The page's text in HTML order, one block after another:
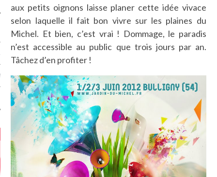
aux petits oignons laisse planer cette idée vivace
selon laquelle il fait bon vivre sur les plaines du
Michel. Et bien, c’est vrai ! Dommage, le paradis
n’est accessible au public que trois jours par an.
Tâchez d’en profiter !